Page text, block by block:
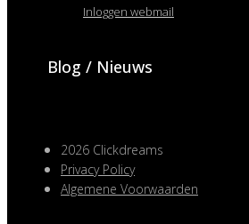
Inloggen webmail
Blog / Nieuws
2026 Clickdreams
Privacy Policy
Algemene Voorwaarden